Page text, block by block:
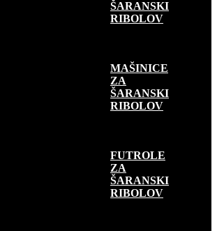
ŠARANSKI
RIBOLOV
MAŠINICE
ZA
ŠARANSKI
RIBOLOV
FUTROLE
ZA
ŠARANSKI
RIBOLOV